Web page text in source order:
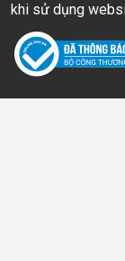
khi sử dụng